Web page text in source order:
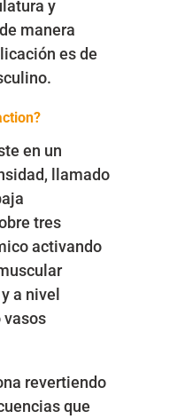
y
manera
es de
en un
llamado
tres
activando
a nivel
vasos
revertiendo
que